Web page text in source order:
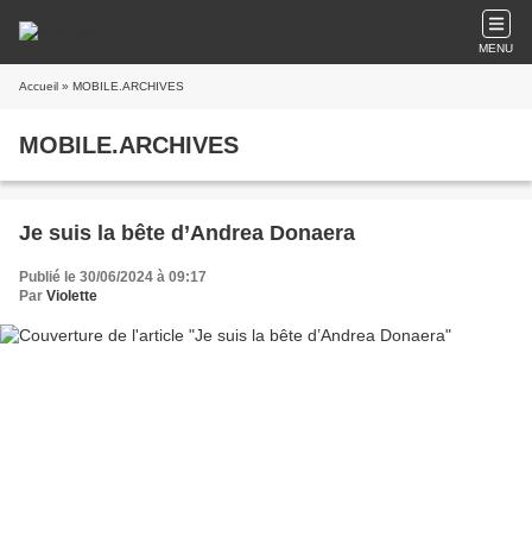
MENU
Accueil » MOBILE.ARCHIVES
MOBILE.ARCHIVES
Je suis la bête d’Andrea Donaera
Publié le 30/06/2024 à 09:17
Par Violette